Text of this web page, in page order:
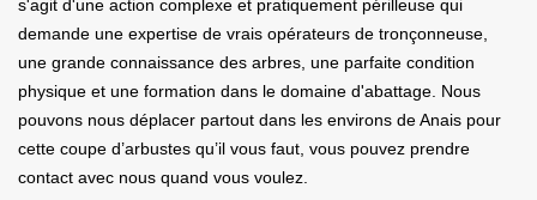
s'agit d'une action complexe et pratiquement périlleuse qui
demande une expertise de vrais opérateurs de tronçonneuse,
une grande connaissance des arbres, une parfaite condition
physique et une formation dans le domaine d'abattage. Nous
pouvons nous déplacer partout dans les environs de Anais pour
cette coupe d’arbustes qu’il vous faut, vous pouvez prendre
contact avec nous quand vous voulez.